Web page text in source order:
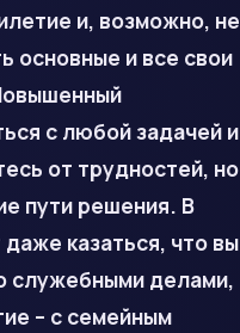
и, возможно, не
основные и все свои
с любой задачей и
от трудностей, но
пути ре­шения. В
казаться, что вы
служебными делами,
– с семейным